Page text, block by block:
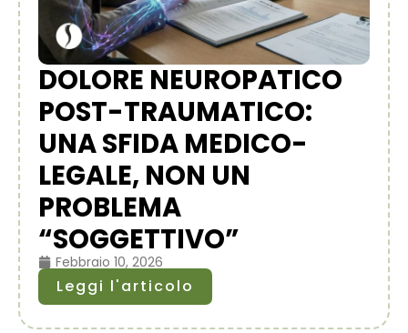
DOLORE NEUROPATICO
POST-TRAUMATICO:
UNA SFIDA MEDICO-
LEGALE, NON UN
PROBLEMA
“SOGGETTIVO”
Febbraio 10, 2026
Leggi l'articolo